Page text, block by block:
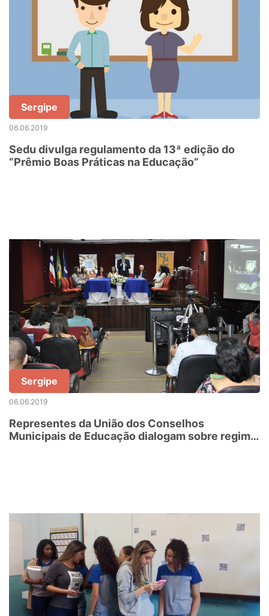
Sergipe
06.06.2019
Sedu divulga regulamento da 13ª edição do
“Prêmio Boas Práticas na Educação”
Sergipe
06.06.2019
Representes da União dos Conselhos
Municipais de Educação dialogam sobre regime